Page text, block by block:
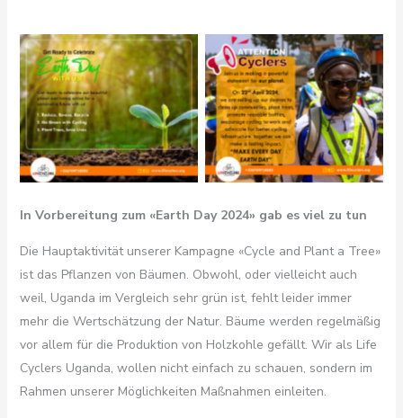
In Vorbereitung zum «Earth Day 2024» gab es viel zu tun
Die Hauptaktivität unserer Kampagne «Cycle and Plant a Tree»
ist das Pflanzen von Bäumen. Obwohl, oder vielleicht auch
weil, Uganda im Vergleich sehr grün ist, fehlt leider immer
mehr die Wertschätzung der Natur. Bäume werden regelmäßig
vor allem für die Produktion von Holzkohle gefällt. Wir als Life
Cyclers Uganda, wollen nicht einfach zu schauen, sondern im
Rahmen unserer Möglichkeiten Maßnahmen einleiten.